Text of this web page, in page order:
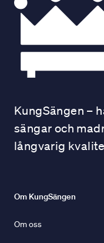
KungSängen –
sängar och
långvarig
Om KungSängen
Om oss